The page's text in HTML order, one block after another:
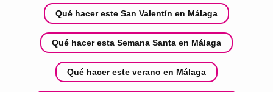
Qué hacer este San Valentín en Málaga
Qué hacer esta Semana Santa en Málaga
Qué hacer este verano en Málaga